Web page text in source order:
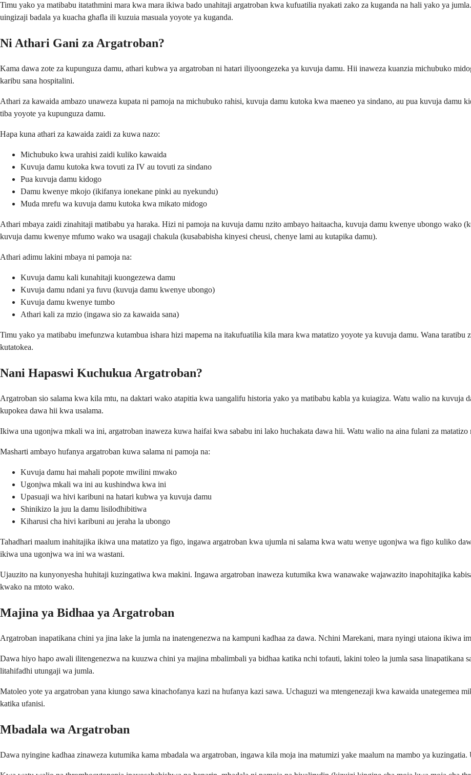
Timu yako ya matibabu itatathmini mara kwa mara ikiwa bado unahitaji argatroban kwa kufuatilia nyakati zako za kuganda na hali yako ya
uingizaji badala ya kuacha ghafla ili kuzuia masuala yoyote ya kuganda.
Ni Athari Gani za Argatroban?
Kama dawa zote za kupunguza damu, athari kubwa ya argatroban ni hatari iliyoongezeka ya kuvuja damu. Hii inaweza kuanzia michubuko
karibu sana hospitalini.
Athari za kawaida ambazo unaweza kupata ni pamoja na michubuko rahisi, kuvuja damu kutoka kwa maeneo ya sindano, au pua kuvuja
tiba yoyote ya kupunguza damu.
Hapa kuna athari za kawaida zaidi za kuwa nazo:
Michubuko kwa urahisi zaidi kuliko kawaida
Kuvuja damu kutoka kwa tovuti za IV au tovuti za sindano
Pua kuvuja damu kidogo
Damu kwenye mkojo (ikifanya ionekane pinki au nyekundu)
Muda mrefu wa kuvuja damu kutoka kwa mikato midogo
Athari mbaya zaidi zinahitaji matibabu ya haraka. Hizi ni pamoja na kuvuja damu nzito ambayo haitaacha, kuvuja damu kwenye ubongo wako
kuvuja damu kwenye mfumo wako wa usagaji chakula (kusababisha kinyesi cheusi, chenye lami au kutapika damu).
Athari adimu lakini mbaya ni pamoja na:
Kuvuja damu kali kunahitaji kuongezewa damu
Kuvuja damu ndani ya fuvu (kuvuja damu kwenye ubongo)
Kuvuja damu kwenye tumbo
Athari kali za mzio (ingawa sio za kawaida sana)
Timu yako ya matibabu imefunzwa kutambua ishara hizi mapema na itakufuatilia kila mara kwa matatizo yoyote ya kuvuja damu. Wana taratibu
kutatokea.
Nani Hapaswi Kuchukua Argatroban?
Argatroban sio salama kwa kila mtu, na daktari wako atapitia kwa uangalifu historia yako ya matibabu kabla ya kuiagiza. Watu walio na kuvuja
kupokea dawa hii kwa usalama.
Ikiwa una ugonjwa mkali wa ini, argatroban inaweza kuwa haifai kwa sababu ini lako huchakata dawa hii. Watu walio na aina fulani za
Masharti ambayo hufanya argatroban kuwa salama ni pamoja na:
Kuvuja damu hai mahali popote mwilini mwako
Ugonjwa mkali wa ini au kushindwa kwa ini
Upasuaji wa hivi karibuni na hatari kubwa ya kuvuja damu
Shinikizo la juu la damu lisilodhibitiwa
Kiharusi cha hivi karibuni au jeraha la ubongo
Tahadhari maalum inahitajika ikiwa una matatizo ya figo, ingawa argatroban kwa ujumla ni salama kwa watu wenye ugonjwa wa figo kuliko
ikiwa una ugonjwa wa ini wa wastani.
Ujauzito na kunyonyesha huhitaji kuzingatiwa kwa makini. Ingawa argatroban inaweza kutumika kwa wanawake wajawazito inapohitajika
kwako na mtoto wako.
Majina ya Bidhaa ya Argatroban
Argatroban inapatikana chini ya jina lake la jumla na inatengenezwa na kampuni kadhaa za dawa. Nchini Marekani, mara nyingi utaiona ikiwa
Dawa hiyo hapo awali ilitengenezwa na kuuzwa chini ya majina mbalimbali ya bidhaa katika nchi tofauti, lakini toleo la jumla sasa linapatikana
litahifadhi utungaji wa jumla.
Matoleo yote ya argatroban yana kiungo sawa kinachofanya kazi na hufanya kazi sawa. Uchaguzi wa mtengenezaji kwa kawaida unategemea
katika ufanisi.
Mbadala wa Argatroban
Dawa nyingine kadhaa zinaweza kutumika kama mbadala wa argatroban, ingawa kila moja ina matumizi yake maalum na mambo ya